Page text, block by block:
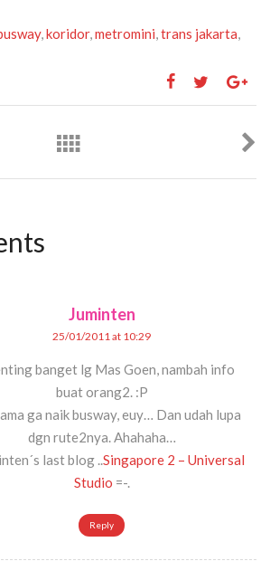
,koridor,metromini,trans jakarta,
Juminten
25/01/2011 at 10:29
banget lg Mas Goen, nambah info
buat orang2. :P
ga naik busway, euy… Dan udah lupa
dgn rute2nya. Ahahaha…
last blog ..Singapore 2 – Universal
Studio =-.
Reply